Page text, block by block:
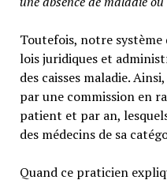
Toutefois, notre système
lois juridiques et
des caisses maladie.
par une commission en
patient et par an,
des médecins de sa
Quand ce praticien